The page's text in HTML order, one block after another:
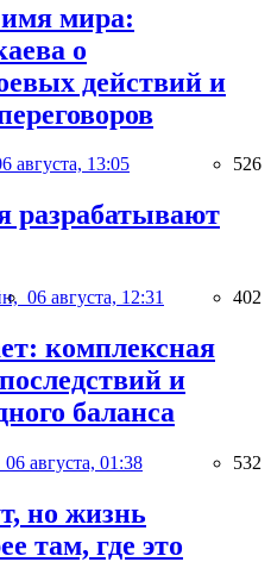
мира:
о
действий и
августа, 13:05 526
разрабатывают
06 августа, 12:31 402
комплексная
и
баланса
06 августа, 01:38 532
но жизнь
там, где это